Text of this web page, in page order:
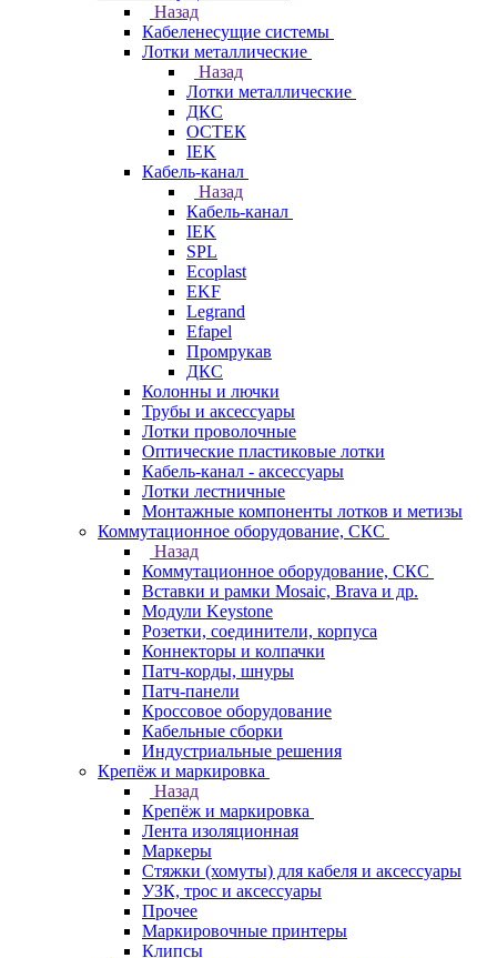
Назад
Кабеленесущие системы
Лотки металлические
Назад
Лотки металлические
ДКС
ОСТЕК
IEK
Кабель-канал
Назад
Кабель-канал
IEK
SPL
Ecoplast
EKF
Legrand
Efapel
Промрукав
ДКС
Колонны и лючки
Трубы и аксессуары
Лотки проволочные
Оптические пластиковые лотки
Кабель-канал - аксессуары
Лотки лестничные
Монтажные компоненты лотков и метизы
Коммутационное оборудование, СКС
Назад
Коммутационное оборудование, СКС
Вставки и рамки Mosaic, Brava и др.
Модули Keystone
Розетки, соединители, корпуса
Коннекторы и колпачки
Патч-корды, шнуры
Патч-панели
Кроссовое оборудование
Кабельные сборки
Индустриальные решения
Крепёж и маркировка
Назад
Крепёж и маркировка
Лента изоляционная
Маркеры
Стяжки (хомуты) для кабеля и аксессуары
УЗК, трос и аксессуары
Прочее
Маркировочные принтеры
Клипсы